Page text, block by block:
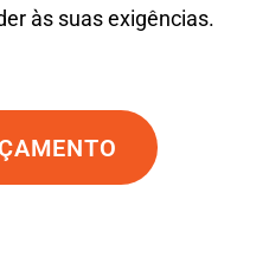
às suas exigências.